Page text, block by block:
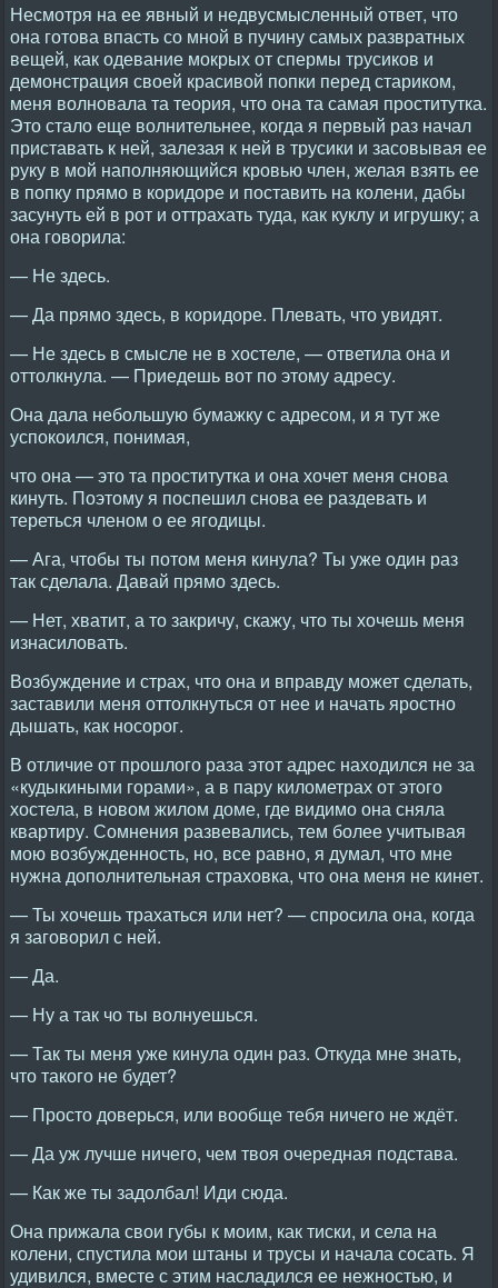
Несмотря на ее явный и недвусмысленный ответ, что
она готова впасть со мной в пучину самых развратных
вещей, как одевание мокрых от спермы трусиков и
демонстрация своей красивой попки перед стариком,
меня волновала та теория, что она та самая проститутка.
Это стало еще волнительнее, когда я первый раз начал
приставать к ней, залезая к ней в трусики и засовывая ее
руку в мой наполняющийся кровью член, желая взять ее
в попку прямо в коридоре и поставить на колени, дабы
засунуть ей в рот и оттрахать туда, как куклу и игрушку; а
она говорила:
— Не здесь.
— Да прямо здесь, в коридоре. Плевать, что увидят.
— Не здесь в смысле не в хостеле, — ответила она и
оттолкнула. — Приедешь вот по этому адресу.
Она дала небольшую бумажку с адресом, и я тут же
успокоился, понимая,
что она — это та проститутка и она хочет меня снова
кинуть. Поэтому я поспешил снова ее раздевать и
тереться членом о ее ягодицы.
— Ага, чтобы ты потом меня кинула? Ты уже один раз
так сделала. Давай прямо здесь.
— Нет, хватит, а то закричу, скажу, что ты хочешь меня
изнасиловать.
Возбуждение и страх, что она и вправду может сделать,
заставили меня оттолкнуться от нее и начать яростно
дышать, как носорог.
В отличие от прошлого раза этот адрес находился не за
«кудыкиными горами», а в пару километрах от этого
хостела, в новом жилом доме, где видимо она сняла
квартиру. Сомнения развевались, тем более учитывая
мою возбужденность, но, все равно, я думал, что мне
нужна дополнительная страховка, что она меня не кинет.
— Ты хочешь трахаться или нет? — спросила она, когда
я заговорил с ней.
— Да.
— Ну а так чо ты волнуешься.
— Так ты меня уже кинула один раз. Откуда мне знать,
что такого не будет?
— Просто доверься, или вообще тебя ничего не ждёт.
— Да уж лучше ничего, чем твоя очередная подстава.
— Как же ты задолбал! Иди сюда.
Она прижала свои губы к моим, как тиски, и села на
колени, спустила мои штаны и трусы и начала сосать. Я
удивился, вместе с этим насладился ее нежностью, и